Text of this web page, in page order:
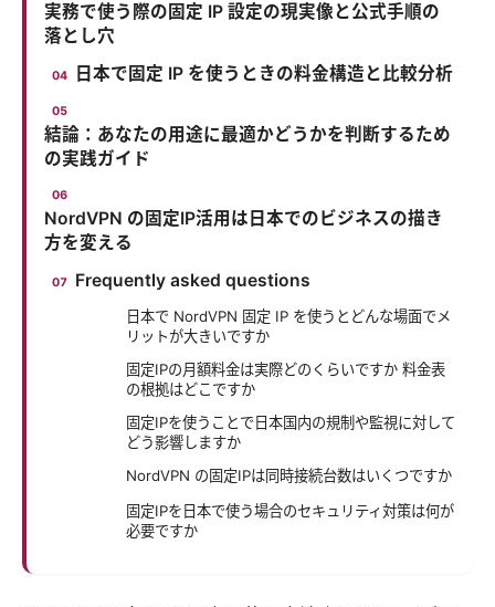
実務で使う際の固定 IP 設定の現実像と公式手順の
落とし穴
日本で固定 IP を使うときの料金構造と比較分析
結論：あなたの用途に最適かどうかを判断するため
の実践ガイド
NordVPN の固定IP活用は日本でのビジネスの描き
方を変える
Frequently asked questions
日本で NordVPN 固定 IP を使うとどんな場面でメ
リットが大きいですか
固定IPの月額料金は実際どのくらいですか 料金表
の根拠はどこですか
固定IPを使うことで日本国内の規制や監視に対して
どう影響しますか
NordVPN の固定IPは同時接続台数はいくつですか
固定IPを日本で使う場合のセキュリティ対策は何が
必要ですか